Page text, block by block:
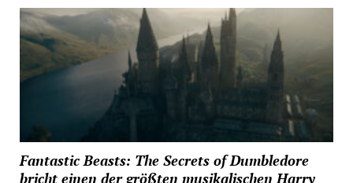
Fantastic Beasts: The Secrets of Dumbledore
bricht einen der größten musikalischen Harry